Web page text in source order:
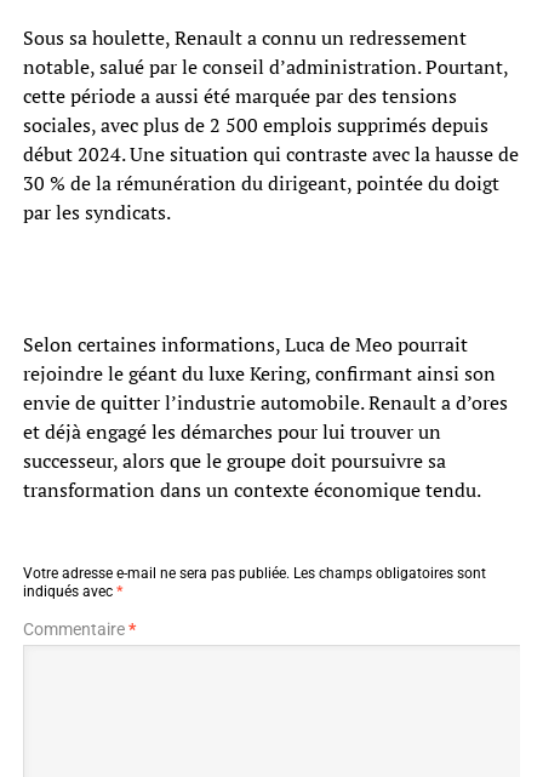
Sous sa houlette, Renault a connu un redressement
notable, salué par le conseil d’administration. Pourtant,
cette période a aussi été marquée par des tensions
sociales, avec plus de 2 500 emplois supprimés depuis
début 2024. Une situation qui contraste avec la hausse de
30 % de la rémunération du dirigeant, pointée du doigt
par les syndicats.
Selon certaines informations, Luca de Meo pourrait
rejoindre le géant du luxe Kering, confirmant ainsi son
envie de quitter l’industrie automobile. Renault a d’ores
et déjà engagé les démarches pour lui trouver un
successeur, alors que le groupe doit poursuivre sa
transformation dans un contexte économique tendu.
Votre adresse e-mail ne sera pas publiée. Les champs obligatoires sont
indiqués avec *
Commentaire*